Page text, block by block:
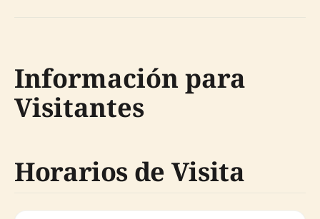
Información para
Visitantes
Horarios de Visita